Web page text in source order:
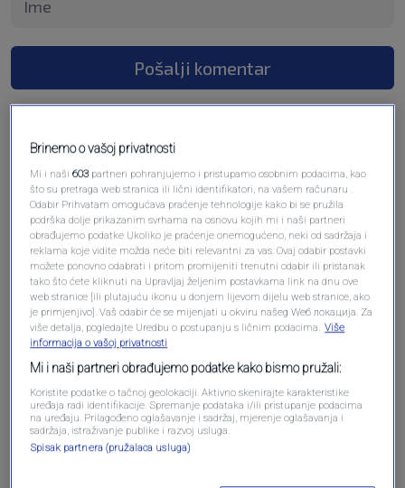
Pošalji komentar
Oglas
Brinemo o vašoj privatnosti
Mi i naši603 partneri pohranjujemo i pristupamo osobnim podacima, kao
što su pretraga web stranica ili lični identifikatori, na vašem računaru .
Odabir Prihvatam omogućava praćenje tehnologije kako bi se pružila
podrška dolje prikazanim svrhama na osnovu kojih mi i naši partneri
obrađujemo podatke Ukoliko je praćenje onemogućeno, neki od sadržaja i
reklama koje vidite možda neće biti relevantni za vas. Ovaj odabir postavki
možete ponovno odabrati i pritom promijeniti trenutni odabir ili pristanak
tako što ćete kliknuti na Upravljaj željenim postavkama link na dnu ove
web stranice [ili plutajuću ikonu u donjem lijevom dijelu web stranice, ako
je primjenjivo]. Vaš odabir će se mijenjati u okviru našeg Wеб локација. Za
više detalja, pogledajte Uredbu o postupanju s ličnim podacima. Više
informacija o vašoj privatnosti
Mi i naši partneri obrađujemo podatke kako bismo pružali:
Koristite podatke o tačnoj geolokaciji. Aktivno skenirajte karakteristike
uređaja radi identifikacije. Spremanje podataka i/ili pristupanje podacima
na uređaju. Prilagođeno oglašavanje i sadržaj, mjerenje oglašavanja i
sadržaja, istraživanje publike i razvoj usluga.
Spisak partnera (pružalaca usluga)